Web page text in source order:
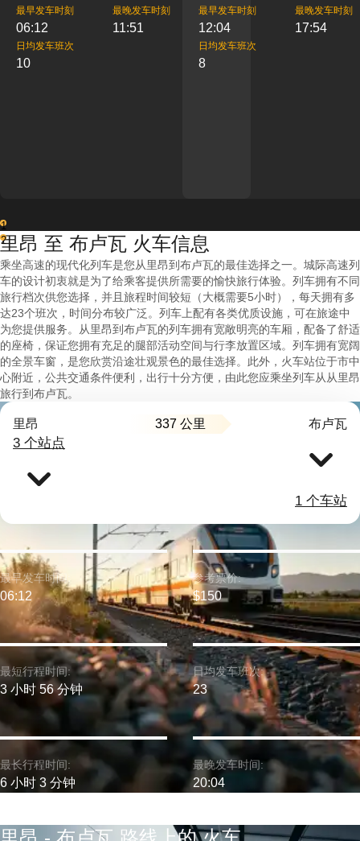
最早发车时刻
06:12
最晚发车时刻
11:51
日均发车班次
10
最早发车时刻
12:04
最晚发车时刻
17:54
日均发车班次
8
1
2
里昂 至 布卢瓦 火车信息
乘坐高速的现代化列车是您从里昂到布卢瓦的最佳选择之一。城际高速列
车的设计初衷就是为了给乘客提供所需要的愉快旅行体验。列车拥有不同
旅行档次供您选择，并且旅程时间较短（大概需要5小时），每天拥有多
达23个班次，时间分布较广泛。列车上配有各类优质设施，可在旅途中
为您提供服务。从里昂到布卢瓦的列车拥有宽敞明亮的车厢，配备了舒适
的座椅，保证您拥有充足的腿部活动空间与行李放置区域。列车拥有宽阔
的全景车窗，是您欣赏沿途壮观景色的最佳选择。此外，火车站位于市中
心附近，公共交通条件便利，出行十分方便，由此您应乘坐列车从从里昂
旅行到布卢瓦。
里昂 337 公里 布卢瓦
3 个站点
1 个车站
最短行程时间:
3 小时 56 分钟
最早发车时间:
06:12
最长行程时间:
6 小时 3 分钟
参考票价:
$150
日均发车班次:
23
最晚发车时间:
20:04